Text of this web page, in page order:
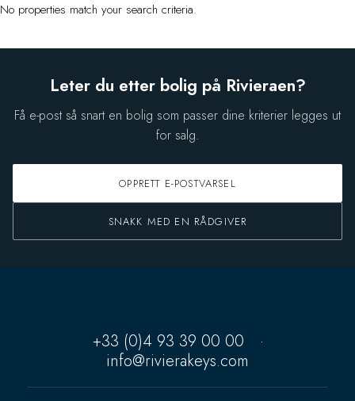
No properties match your search criteria.
Leter du etter bolig på Rivieraen?
Få e-post så snart en bolig som passer dine kriterier legges ut
for salg.
OPPRETT E-POSTVARSEL
SNAKK MED EN RÅDGIVER
+33 (0)4 93 39 00 00
·
info@rivierakeys.com